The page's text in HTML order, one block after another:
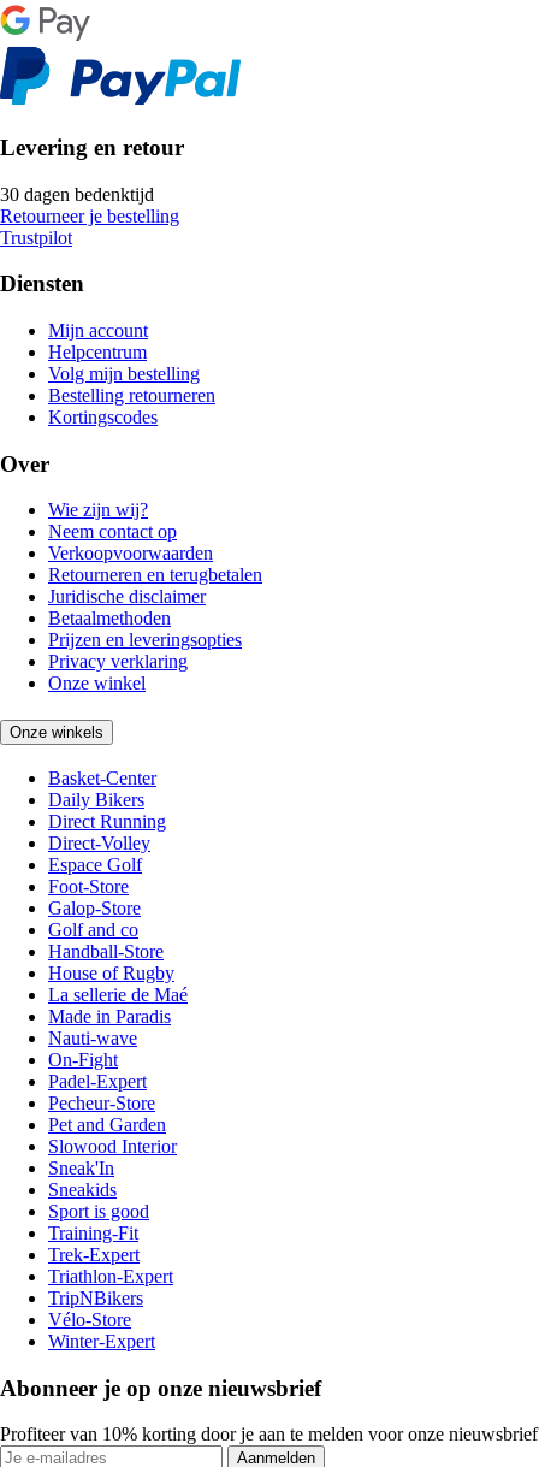
Levering en retour
30 dagen bedenktijd
Retourneer je bestelling
Trustpilot
Diensten
Mijn account
Helpcentrum
Volg mijn bestelling
Bestelling retourneren
Kortingscodes
Over
Wie zijn wij?
Neem contact op
Verkoopvoorwaarden
Retourneren en terugbetalen
Juridische disclaimer
Betaalmethoden
Prijzen en leveringsopties
Privacy verklaring
Onze winkel
Onze winkels
Basket-Center
Daily Bikers
Direct Running
Direct-Volley
Espace Golf
Foot-Store
Galop-Store
Golf and co
Handball-Store
House of Rugby
La sellerie de Maé
Made in Paradis
Nauti-wave
On-Fight
Padel-Expert
Pecheur-Store
Pet and Garden
Slowood Interior
Sneak'In
Sneakids
Sport is good
Training-Fit
Trek-Expert
Triathlon-Expert
TripNBikers
Vélo-Store
Winter-Expert
Abonneer je op onze nieuwsbrief
Profiteer van 10% korting door je aan te melden voor onze nieuwsbrief
Aanmelden